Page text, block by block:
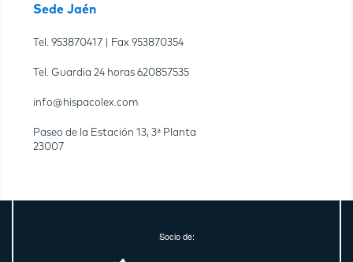
Sede Jaén
Tel. 953870417 | Fax 953870354
Tel. Guardia 24 horas 620857535
info@hispacolex.com
Paseo de la Estación 13, 3ª Planta
23007
Socio de: